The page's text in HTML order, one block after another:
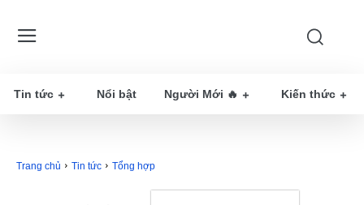
Tin tức Nổi bật Người Mới 🔥 Kiến thức
Trang chủ Tin tức Tổng hợp